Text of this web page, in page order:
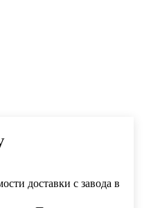
доставки с завода в